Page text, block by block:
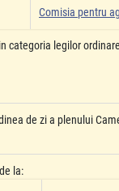
Comisia pentru
categoria legilor ordinare
de zi a plenului
la: